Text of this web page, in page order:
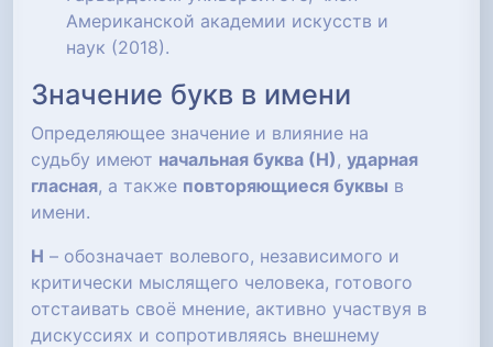
Американской академии искусств и
наук (2018).
Значение букв в имени
Определяющее значение и влияние на
судьбу имеют начальная буква (Н), ударная
гласная, а также повторяющиеся буквы в
имени.
Н – обозначает волевого, независимого и
критически мыслящего человека, готового
отстаивать своё мнение, активно участвуя в
дискуссиях и сопротивляясь внешнему